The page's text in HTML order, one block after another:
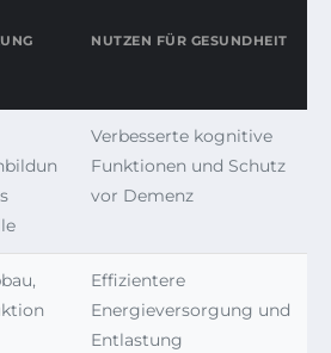
NUTZEN FÜR GESUNDHEIT
Verbesserte kognitive
Funktionen und Schutz
vor Demenz
Effizientere
Energieversorgung und
Entlastung